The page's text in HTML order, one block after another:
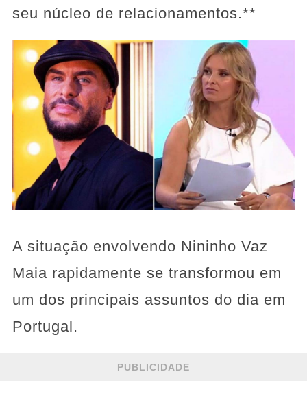
seu núcleo de relacionamentos.**
A situação envolvendo Nininho Vaz
Maia rapidamente se transformou em
um dos principais assuntos do dia em
Portugal.
PUBLICIDADE